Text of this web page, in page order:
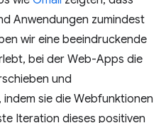
Anwendungen zumindest
wir eine beeindruckende
bei der Web-Apps die
und
sie die Webfunktionen
Iteration dieses positiven